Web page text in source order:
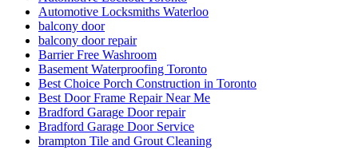
Automotive Locksmiths Waterloo
balcony door
balcony door repair
Barrier Free Washroom
Basement Waterproofing Toronto
Best Choice Porch Construction in Toronto
Best Door Frame Repair Near Me
Bradford Garage Door repair
Bradford Garage Door Service
brampton Tile and Grout Cleaning